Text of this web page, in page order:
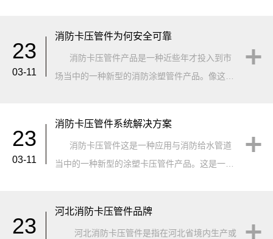
23
03-11
消防卡压管件为何安全可靠
消防卡压管件产品是一种近些年才投入到市
场当中的一种新型的消防涂塑管件产品。像这样
23
03-11
消防卡压管件系统解决方案
消防卡压管件这是一种应用与消防给水管道
当中的一种新型的涂塑卡压管件产品。这是一种
23
河北消防卡压管件品牌
河北消防卡压管件是指在河北省境内生产或